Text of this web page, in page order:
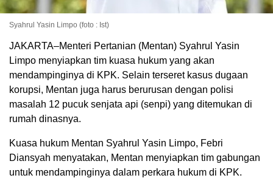
Syahrul Yasin Limpo (foto : Ist)
JAKARTA–Menteri Pertanian (Mentan) Syahrul Yasin
Limpo menyiapkan tim kuasa hukum yang akan
mendampinginya di KPK. Selain terseret kasus dugaan
korupsi, Mentan juga harus berurusan dengan polisi
masalah 12 pucuk senjata api (senpi) yang ditemukan di
rumah dinasnya.
Kuasa hukum Mentan Syahrul Yasin Limpo, Febri
Diansyah menyatakan, Mentan menyiapkan tim gabungan
untuk mendampinginya dalam perkara hukum di KPK.